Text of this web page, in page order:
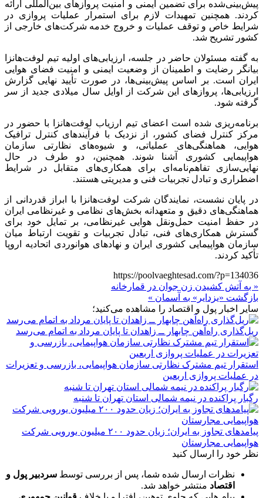
پیش‌بینی‌شده برای تضمین ایمنی و امنیت پروازهای بین‌المللی ارائه
کردند. همچنین تمهیدات لازم برای استمرار عملیات پروازی در
شرایط خاص و توقف عملیات و خروج خدمه شرکت‌های خارجی از
کشور تشریح شد.
به گفته مسئولان حاضر در جلسه، ارزیابی‌های اولیه تیم لوفت‌هانزا
بیانگر رضایت و اطمینان از وضعیت ایمنی و امنیت فضای هوایی
ایران است. بر اساس پیش‌بینی‌ها، در صورت تأیید نهایی گزارش
ارزیابی‌ها، پروازهای این شرکت از اوایل سال میلادی جدید از سر
گرفته شود.
برنامه‌ریزی شده است اعضای تیم ارزیاب لوفت‌هانزا با حضور در
مرکز کنترل فضای کشور، از نزدیک با فرآیندهای کنترل ترافیک
هوایی، هماهنگی‌های عملیاتی، و شیوه‌های نظارتی سازمان
هواپیمایی کشوری آشنا شوند. همچنین، دو طرف در حال
نهایی‌سازی تفاهم‌نامه‌ای برای همکاری‌های متقابل در شرایط
اضطراری و تبادل تجربیات فنی و مدیریتی هستند.
در پایان نشست، نمایندگان شرکت لوفت‌هانزا با ابراز قدردانی از
هماهنگی‌های دقیق و متعهدانه بخش‌های نظامی و غیرنظامی ایران
در حفظ امنیت حمل‌ونقل هوایی غیرنظامی، بر تمایل خود برای
گسترش همکاری‌های فنی، تبادل تجربیات و تقویت ارتباط میان
سازمان هواپیمایی کشوری ایران و نهادهای هوانوردی اتحادیه اروپا
تأکید کردند.
https://poolvaeghtesad.com/?p=134036
« به آتش کشیدن زن جوان در قمارخانه
بازگشت «یزدایر» به آسمان »
سایر اخبار پول و اقتصاد را مشاهده می‌کنید؛
ریل‌گذاری راه‌آهن چابهار ــ زاهدان تا پایان مرداد به اتمام می‌رسد
استقرار تیم مشترک نظارتی سازمان هواپیمایی، بازرسی و تعزیرات
در عملیات پروازی اربعین
رگبار پراکنده در نیمه شمالی استان تهران تا شنبه
پیامدهای تجاوز به ایران؛ زیان حدود ۲۰۰ میلیون یورویی شرکت
هواپیمایی مجارستان
نظر خود را ارسال کنید
نظرات ارسال شده شما، پس از بررسی توسط سردبیر پول و
اقتصاد منتشر خواهد شد.